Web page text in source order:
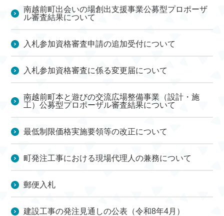
南越前町出会いの場創出支援事業公募型プロポーザ
ル審査結果について
入札参加資格審査申請の追加受付について
入札参加資格審査に係る変更届について
南越前町本と遊びの交流広場整備事業（設計・施
工）公募型プロポーザル審査結果について
最低制限価格実施要領等の改正について
町発注工事における現場代理人の兼務について
郵便入札
建設工事の発注見通しの公表（令和8年4月）